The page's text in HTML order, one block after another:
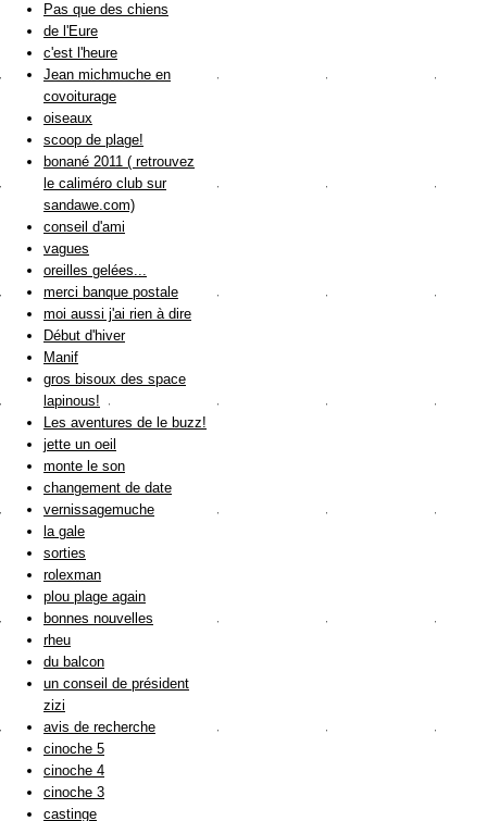
Pas que des chiens
de l'Eure
c'est l'heure
Jean michmuche en
covoiturage
oiseaux
scoop de plage!
bonané 2011 ( retrouvez
le caliméro club sur
sandawe.com)
conseil d'ami
vagues
oreilles gelées...
merci banque postale
moi aussi j'ai rien à dire
Début d'hiver
Manif
gros bisoux des space
lapinous!
Les aventures de le buzz!
jette un oeil
monte le son
changement de date
vernissagemuche
la gale
sorties
rolexman
plou plage again
bonnes nouvelles
rheu
du balcon
un conseil de président
zizi
avis de recherche
cinoche 5
cinoche 4
cinoche 3
castinge